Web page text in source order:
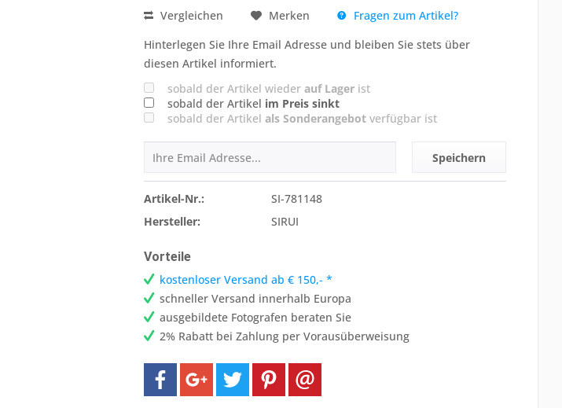
Vergleichen Merken
Fragen zum Artikel?
Hinterlegen Sie Ihre Email Adresse und bleiben Sie stets über
diesen Artikel informiert.
sobald der Artikel wieder auf Lagerist
sobald der Artikel im Preis sinkt
sobald der Artikel als Sonderangebotverfügbar ist
Speichern
Artikel-Nr.:
SI-781148
Hersteller:
SIRUI
Vorteile
kostenloser Versand ab € 150,- *
schneller Versand innerhalb Europa
ausgebildete Fotografen beraten Sie
2% Rabatt bei Zahlung per Vorausüberweisung